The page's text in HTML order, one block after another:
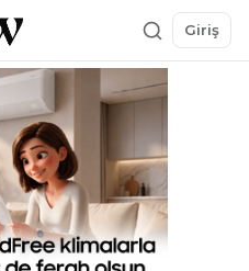
Giriş